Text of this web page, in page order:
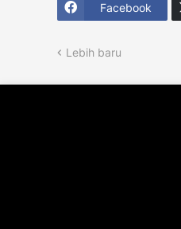
Facebook
Lebih baru